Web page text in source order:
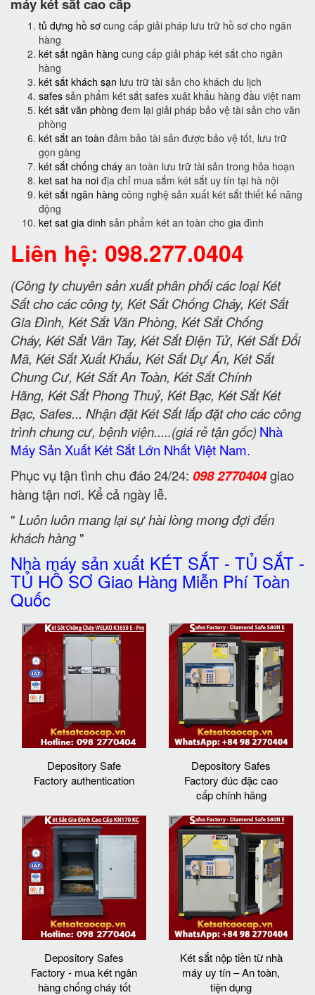
tủ đựng hồ sơ cung cấp giải pháp lưu trữ hồ sơ cho ngân
hàng
két sắt ngân hàng cung cấp giải pháp két sắt cho ngân
hàng
két sắt khách sạn lưu trữ tài sản cho khách du lịch
safes sản phẩm két sắt safes xuât khẩu hàng đầu việt nam
két sắt văn phòng đem lại giải pháp bảo vệ tài sản cho văn
phòng
két sắt an toàn đảm bảo tài sản được bảo vệ tốt, lưu trữ
gọn gàng
két sắt chống cháy an toàn lưu trữ tài sản trong hỏa hoạn
ket sat ha noi địa chỉ mua sắm két sắt uy tín tại hà nội
két sắt ngân hàng công nghệ sản xuất két sắt thiết kế năng
động
ket sat gia dinh sản phẩm két an toàn cho gia đình
Liên hệ: 098.277.0404
(Công ty chuyên sản xuất phân phối các loại Két
Sắt cho các công ty, Két Sắt Chống Cháy, Két Sắt
Gia Đình, Két Sắt Văn Phòng, Két Sắt Chống
Cháy, Két Sắt Vân Tay, Két Sắt Điện Tử, Két Sắt Đổi
Mã, Két Sắt Xuất Khẩu, Két Sắt Dự Án, Két Sắt
Chung Cư, Két Sắt An Toàn, Két Sắt Chính
Hãng, Két Sắt Phong Thuỷ, Két Bạc, Két Sắt Két
Bạc, Safes... Nhận đặt Két Sắt lắp đặt cho các công
trình chung cư, bệnh viện.....(giá rẻ tận gốc) Nhà
Máy Sản Xuất Két Sắt Lớn Nhất Việt Nam.
Phục vụ tận tình chu đáo 24/24: 098 2770404giao
hàng tận nơi. Kể cả ngày lễ.
" Luôn luôn mang lại sự hài lòng mong đợi đến
khách hàng"
Nhà máy sản xuất KÉT SẮT - TỦ SẮT -
TỦ HỒ SƠ Giao Hàng Miễn Phí Toàn
Quốc
Depository Safe
Factory authentication
Depository Safes
Factory đúc đặc cao
cấp chính hãng
Depository Safes
Factory - mua két ngân
hàng chống cháy tốt
Két sắt nộp tiền từ nhà
máy uy tín – An toàn,
tiện dụng